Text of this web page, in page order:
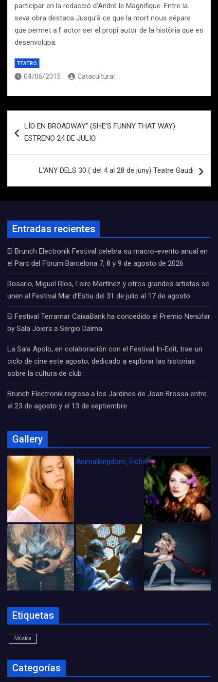
participar en la redacció d’André le Magnifique. Entre la
seva obra destaca Jusqu’à ce que la mort nous sépare
que permet a l’ actor ser el propi autor de la història que es
desenvolupa.
TEATRO
04/06/2015 Catacultural
de
LÍO EN BROADWAY” (SHE’S FUNNY THAT WAY)
ESTRENO 24 DE JULIO
L’ANY DELS 30 ( del 4 al 28 de juny) Teatre Gaudi
Entradas recientes
El Brunch Electronik Festival celebra su macro-evento anual en
el Parc del Fòrum Barcelona 7, 8 y 9 de agosto de 2026
Rosario, Miguel Ríos, Leire Martínez y otros grandes artistas se
unen al Festival Mar d’Estiu del 31 de julio al 17 de agosto
El Festival Terramar CaixaBank ha concedido el Premio Nenúfar
by Sala Joiers a Sergio Dalma.
La Sala Apolo, en colaboración con el Festival In-Edit, trae un
ciclo de cine este agosto, dedicado a explorar las historias
sobre la cultura de club
Brunch Electronik regresa a los Jardines de Joan Brossa entre
el 23 de agosto y el 13 de septiembre
Gallery
Animalkingdom_FichaCine
Etiquetas
Música
Categorías